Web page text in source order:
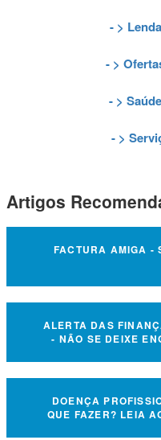
- >
- >
- >
- >
Artigos
FACTURA AMIGA -
ALERTA DAS
- NÃO SE DEIXE
DOENÇA
QUE FAZER? LEIA